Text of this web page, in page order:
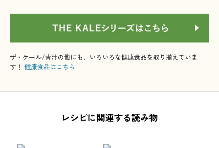
ザ・ケール/青汁の他にも、いろいろな健康食品を取り揃えていま
す！ 健康食品はこちら
レシピに関連する読み物